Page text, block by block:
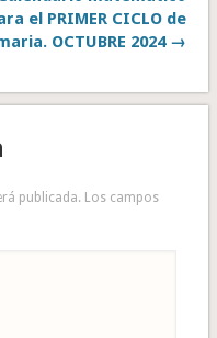
el PRIMER CICLO de
OCTUBRE 2024 →
publicada. Los campos